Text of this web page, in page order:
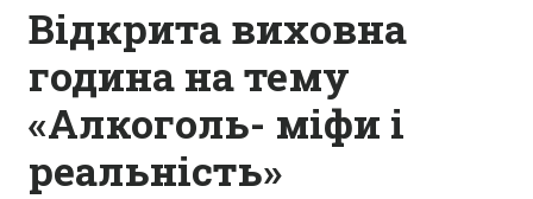
Відкрита виховна
година на тему
«Алкоголь- міфи і
реальність»